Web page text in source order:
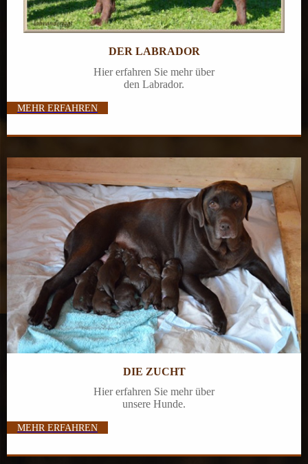
DER LABRADOR
Hier erfahren Sie mehr über
den Labrador.
MEHR ERFAHREN
DIE ZUCHT
Hier erfahren Sie mehr über
unsere Hunde.
MEHR ERFAHREN